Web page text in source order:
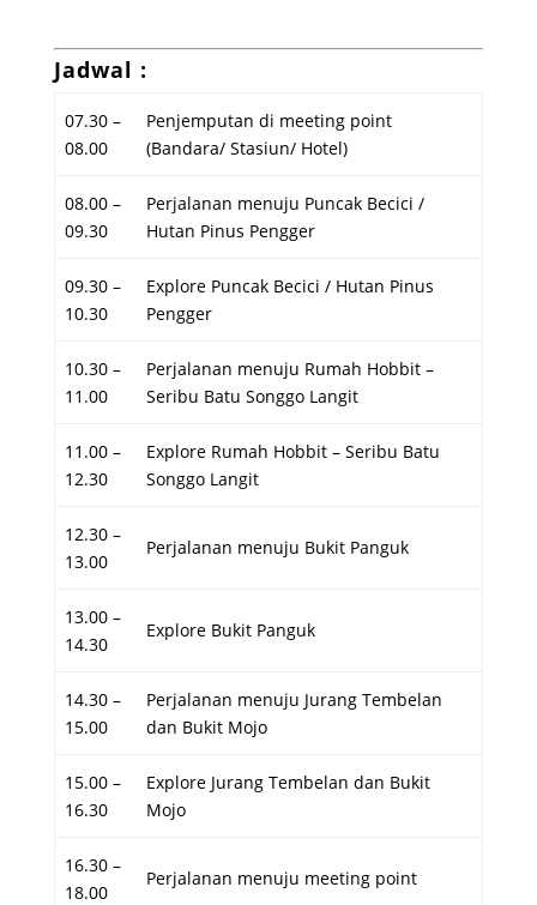
Jadwal :
07.30 –
08.00
Penjemputan di meeting point
(Bandara/ Stasiun/ Hotel)
08.00 –
09.30
Perjalanan menuju Puncak Becici /
Hutan Pinus Pengger
09.30 –
10.30
Explore Puncak Becici / Hutan Pinus
Pengger
10.30 –
11.00
Perjalanan menuju Rumah Hobbit –
Seribu Batu Songgo Langit
11.00 –
12.30
Explore Rumah Hobbit – Seribu Batu
Songgo Langit
12.30 –
13.00
Perjalanan menuju Bukit Panguk
13.00 –
14.30
Explore Bukit Panguk
14.30 –
15.00
Perjalanan menuju Jurang Tembelan
dan Bukit Mojo
15.00 –
16.30
Explore Jurang Tembelan dan Bukit
Mojo
16.30 –
18.00
Perjalanan menuju meeting point